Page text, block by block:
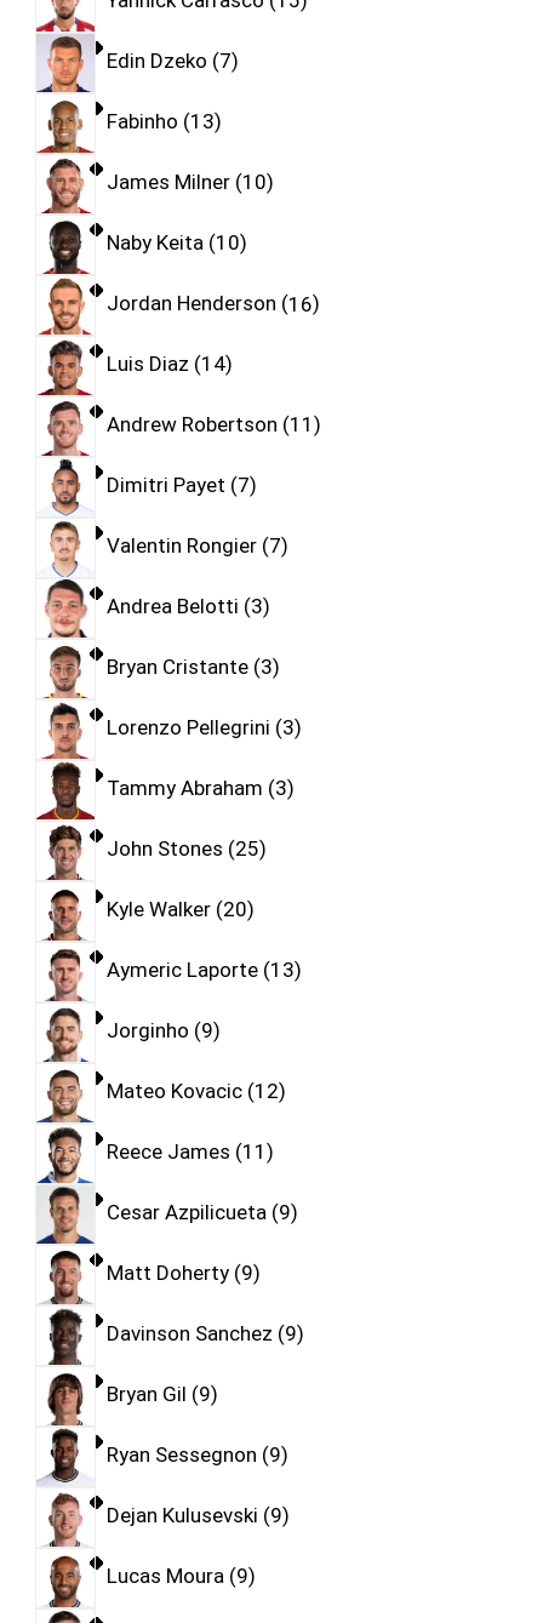
Edin Dzeko 7
Fabinho 13
James Milner 10
Naby Keita 10
Jordan Henderson 16
Luis Diaz 14
Andrew Robertson 11
Dimitri Payet 7
Valentin Rongier 7
Andrea Belotti 3
Bryan Cristante 3
Lorenzo Pellegrini 3
Tammy Abraham 3
John Stones 25
Kyle Walker 20
Aymeric Laporte 13
Jorginho 9
Mateo Kovacic 12
Reece James 11
Cesar Azpilicueta 9
Matt Doherty 9
Davinson Sanchez 9
Bryan Gil 9
Ryan Sessegnon 9
Dejan Kulusevski 9
Lucas Moura 9